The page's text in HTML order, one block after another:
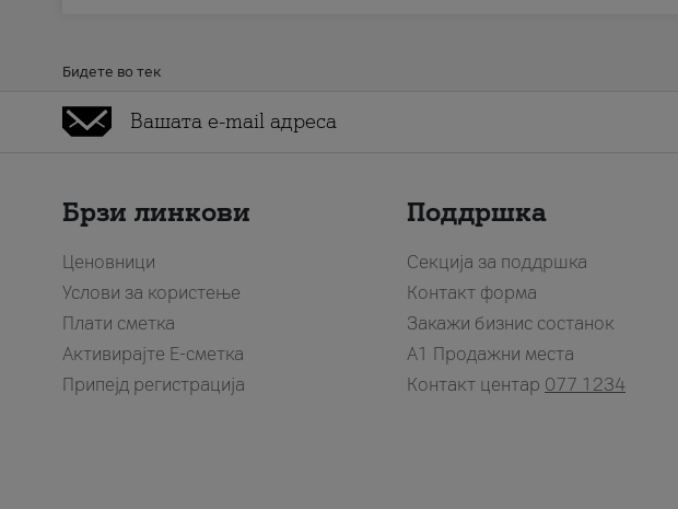
Бидете во тек
Брзи линкови
Ценовници
Услови за користење
Плати сметка
Активирајте Е-сметка
Припејд регистрација
Поддршка
Секција за поддршка
Контакт форма
Закажи бизнис состанок
A1 Продажни места
Контакт центар 077 1234